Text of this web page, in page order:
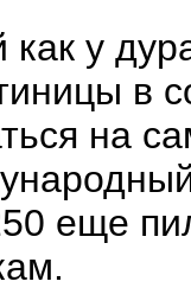
как у
в
на
еще